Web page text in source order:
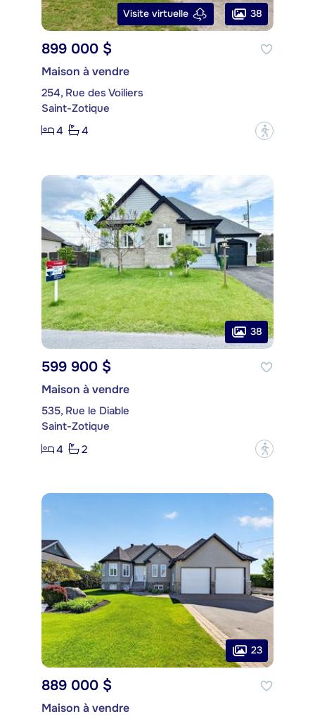
Visite virtuelle 38
899 000 $
Maison à vendre
254, Rue des Voiliers
Saint-Zotique
4
4 ?
38
599 900 $
Maison à vendre
535, Rue le Diable
Saint-Zotique
4
2 ?
23
889 000 $
Maison à vendre